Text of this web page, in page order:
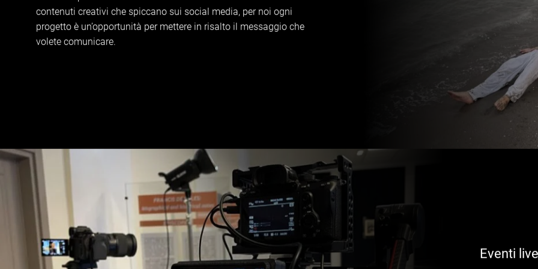
contenuti creativi che spiccano sui social media, per noi ogni
progetto è un’opportunità per mettere in risalto il messaggio che
volete comunicare.
Eventi